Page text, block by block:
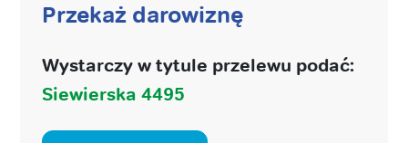
Przekaż darowiznę
Wystarczy w tytule przelewu podać:
Siewierska 4495